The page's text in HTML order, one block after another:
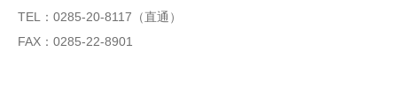
TEL：0285-20-8117（直通）
FAX：0285-22-8901